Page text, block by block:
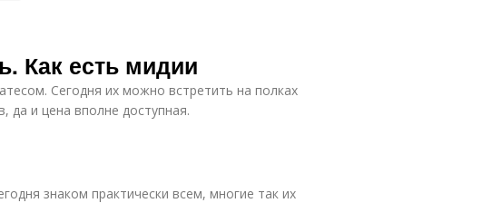
Как есть мидии
Сегодня их можно встретить на полках
да и цена вполне доступная.
знаком практически всем, многие так их